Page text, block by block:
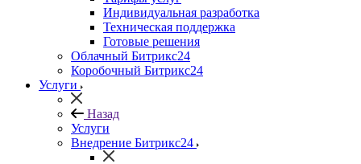
Индивидуальная разработка
Техническая поддержка
Готовые решения
Облачный Битрикс24
Коробочный Битрикс24
Услуги
Назад
Услуги
Внедрение Битрикс24